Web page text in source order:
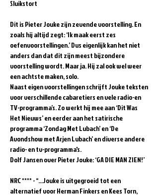
Dit is Pieter Jouke zijn zevende voorstelling. En
zoals hij altijd zegt: ‘Ik maak eerst zes
oefenvoorstellingen.’ Dus eigenlijk kan het niet
anders dan dat dit zijn meest bijzondere
voorstelling wordt. Maar ja. Hij zal ook wel weer
een achtste maken, solo.
Naast eigen voorstellingen schrijft Jouke teksten
voor verschillende cabaretiers en vele radio-en
TV-programma’s. Zo werkt hij mee aan ‘Dit Was
Het Nieuws’ en eerder aan het satirische
programma ‘Zondag Met Lubach’ en ‘De
Avondshow met Arjen Lubach’ en diverse andere
radio- en tv-programma's.
Dolf Jansen over Pieter Jouke: ‘GA DIE MAN ZIEN!’
NRC **** - “...Jouke is uitgegroeid tot een
alternatief voor Herman Finkers en Kees Torn,